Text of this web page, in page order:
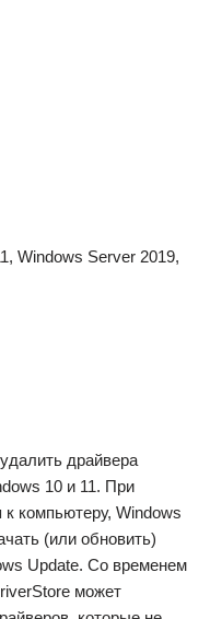
Windows Server 2019,
драйвера
10 и 11. При
компьютеру, Windows
(или обновить)
Update. Со временем
может